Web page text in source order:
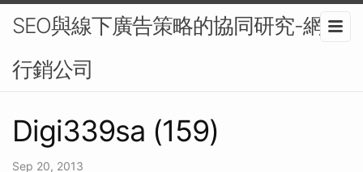
SEO與線下廣告策略的協同研究-網路
行銷公司
Digi339sa (159)
Sep 20, 2013